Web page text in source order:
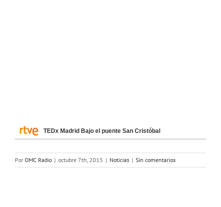
TEDx Madrid Bajo el puente San Cristóbal
Por OMC Radio | octubre 7th, 2015 | Noticias | Sin comentarios